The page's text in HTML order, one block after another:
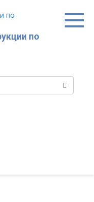
по